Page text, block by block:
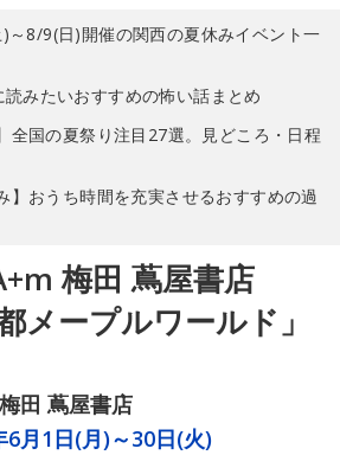
～8/9(日)開催の関西の夏休みイベント一
読みたいおすすめの怖い話まとめ
全国の夏祭り注目27選。見どころ・日程
】おうち時間を充実させるおすすめの過
梅田 蔦屋書店
メープルワールド」
田 蔦屋書店
6月1日(月)～30日(火)